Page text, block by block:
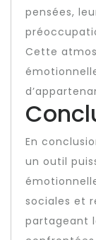
pensées,
Cette
En
un outil
sociales et
partageant